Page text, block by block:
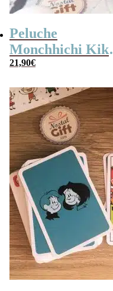
Peluche
Monchhichi Kiki
l’original (20 cm)
21,90€